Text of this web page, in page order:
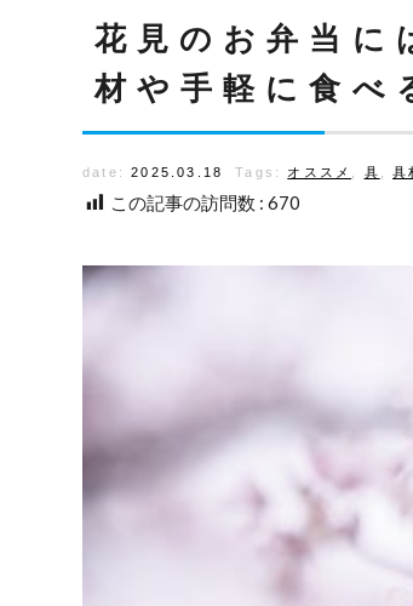
花見のお弁当に
材や手軽に食べ
date: 2025.03.18 Tags: オススメ 具 ,具
この記事の訪問数 : 670